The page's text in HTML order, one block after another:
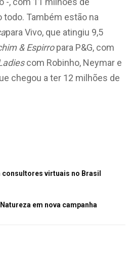
Também estão na
para Vivo, que atingiu 9,5
& Espirropara P&G, com
com Robinho, Neymar e
chegou a ter 12 milhões de
virtuais no Brasil
em nova campanha